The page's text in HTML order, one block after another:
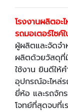
โรงงานผลิตอะ
รถมอเตอร์ไซค์
ผู้ผลิตและจัดจ
ผลิตด้วยวัสดุ
ใช้งาน ยินดีให้
อุปกรณ์อะไหล่ร
ยี่ห้อ และรถจัก
โจทย์ที่สุดจบที่เ